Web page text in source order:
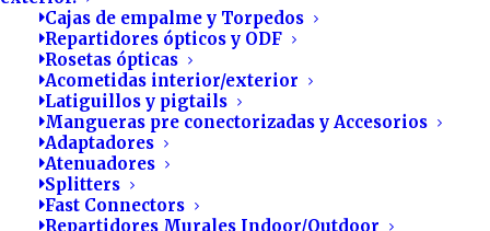
Cajas de empalme y Torpedos
Repartidores ópticos y ODF
Rosetas ópticas
Acometidas interior/exterior
Latiguillos y pigtails
Mangueras pre conectorizadas y Accesorios
Adaptadores
Atenuadores
Splitters
Fast Connectors
Repartidores Murales Indoor/Outdoor
Crimpadoras